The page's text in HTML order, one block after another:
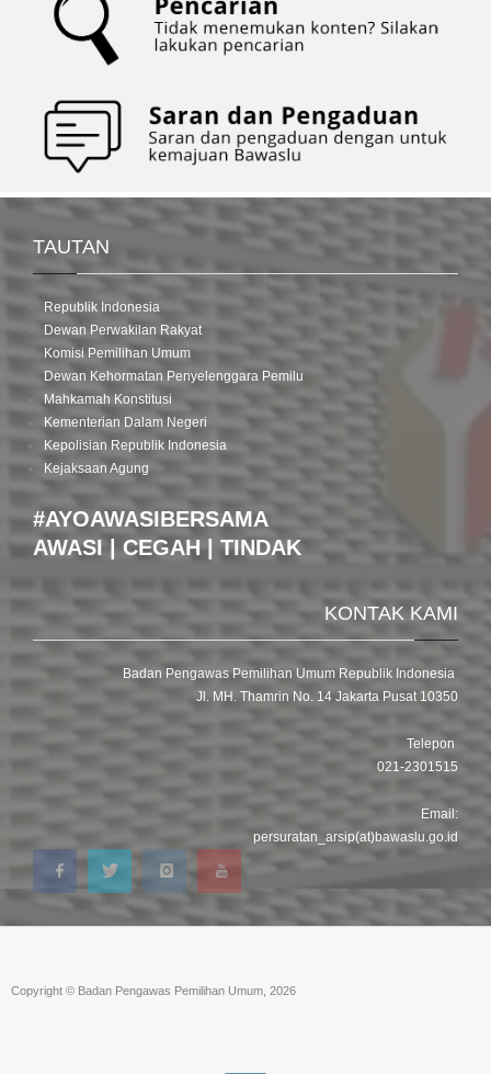
TAUTAN
Republik Indonesia
Dewan Perwakilan Rakyat
Komisi Pemilihan Umum
Dewan Kehormatan Penyelenggara Pemilu
Mahkamah Konstitusi
Kementerian Dalam Negeri
Kepolisian Republik Indonesia
Kejaksaan Agung
#AYOAWASIBERSAMA
AWASI | CEGAH | TINDAK
KONTAK KAMI
Badan Pengawas Pemilihan Umum Republik Indonesia
Jl. MH. Thamrin No. 14 Jakarta Pusat 10350
Telepon
021-2301515
Email:
persuratan_arsip(at)bawaslu.go.id
Copyright © Badan Pengawas Pemilihan Umum, 2026